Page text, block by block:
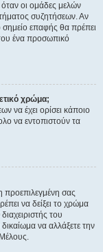
οι ομάδες μελών
συζητήσεων. Αν
σημείο επαφής θα πρέπει
ένα προσωπικό
χρώμα;
να έχει ορίσει κάποιο
να εντοπιστούν τα
σας
να δείξει το χρώμα
του
να αλλάξετε την